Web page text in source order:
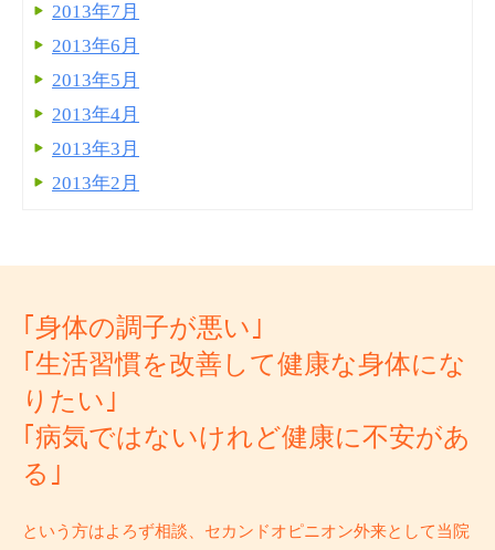
2013年7月
2013年6月
2013年5月
2013年4月
2013年3月
2013年2月
｢身体の調子が悪い｣
｢生活習慣を改善して健康な身体にな
りたい｣
｢病気ではないけれど健康に不安があ
る｣
という方はよろず相談、セカンドオピニオン外来として当院